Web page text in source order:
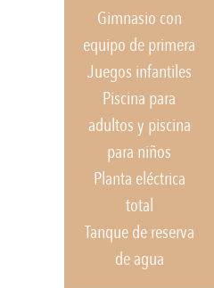
Gimnasio con
equipo de primera
Juegos infantiles
Piscina para
adultos y piscina
para niños
Planta eléctrica
total
Tanque de reserva
de agua